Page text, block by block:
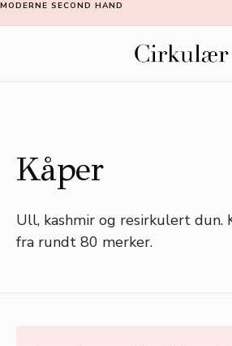
MODERNE SECOND HAND
Kåper
Ull, kashmir og resirkulert
fra rundt 80 merker.